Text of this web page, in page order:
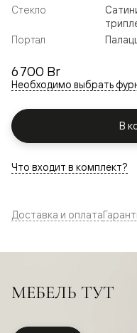
6 700 Br
Необходимо выбрать
В
Стекло
Портал
Что входит в комплект?
Доставка и оплата
МЕБЕЛЬ ТУТ